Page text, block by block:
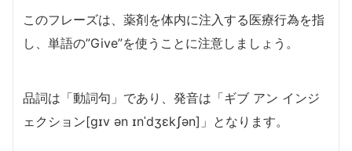
このフレーズは、薬剤を体内に注入する医療行為を指
し、単語の”Give”を使うことに注意しましょう。
品詞は「動詞句」であり、発音は「ギブ アン インジ
ェクション[gɪv ən ɪnˈdʒɛkʃən]」となります。